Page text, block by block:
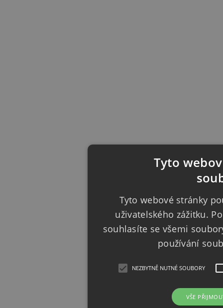
Tyto
Tyto webové stránky
uživatelského zážitku.
souhlasíte se všemi
používání
NEZBYTNĚ NUTNÉ SOUBORY
VŠE